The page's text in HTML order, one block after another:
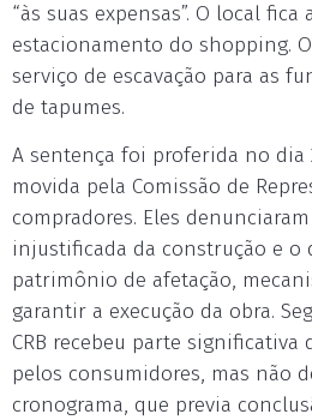
“às suas expensas”. O local fica
estacionamento do shopping.
serviço de escavação para as
de tapumes.
A sentença foi proferida no dia
movida pela Comissão de
compradores. Eles
injustificada da construção e o
patrimônio de afetação,
garantir a execução da obra.
CRB recebeu parte significativa
pelos consumidores, mas não
cronograma, que previa